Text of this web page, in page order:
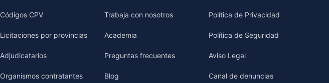
Códigos CPV
Licitaciones por provincias
Adjudicatarios
Organismos contratantes
Trabaja con nosotros
Academia
Preguntas frecuentes
Blog
Política de Privacidad
Política de Seguridad
Aviso Legal
Canal de denuncias